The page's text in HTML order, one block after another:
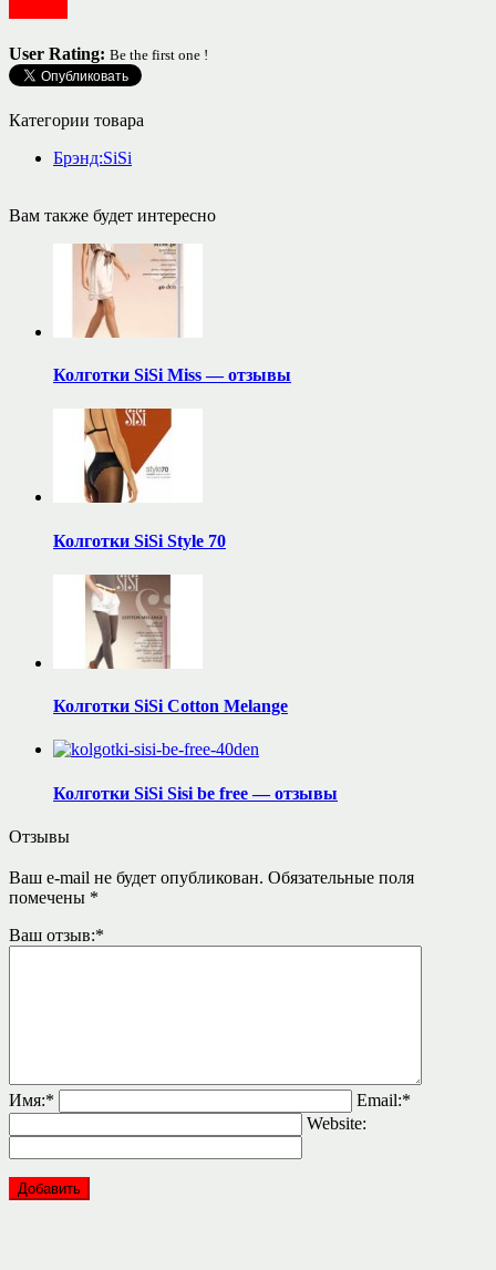
User Rating: Be the first one !
Категории товара
Брэнд:SiSi
Вам также будет интересно
Колготки SiSi Miss — отзывы
Колготки SiSi Style 70
Колготки SiSi Cotton Melange
Колготки SiSi Sisi be free — отзывы
Отзывы
Ваш e-mail не будет опубликован. Обязательные поля
помечены *
Ваш отзыв:*
Имя:* Email:*
Website: